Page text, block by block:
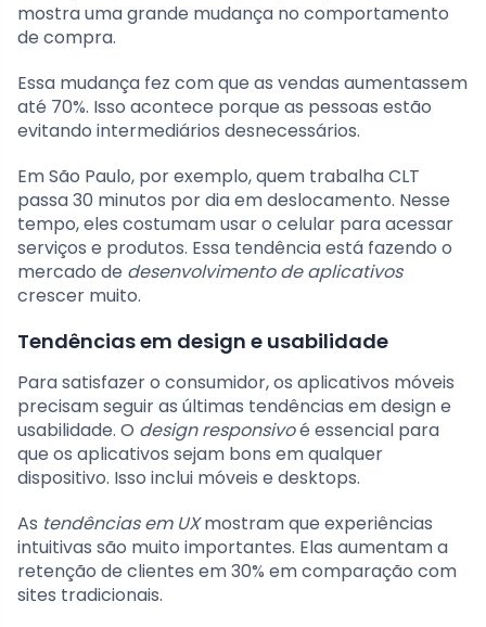
mostra uma grande mudança no comportamento
de compra.
Essa mudança fez com que as vendas aumentassem
até 70%. Isso acontece porque as pessoas estão
evitando intermediários desnecessários.
Em São Paulo, por exemplo, quem trabalha CLT
passa 30 minutos por dia em deslocamento. Nesse
tempo, eles costumam usar o celular para acessar
serviços e produtos. Essa tendência está fazendo o
mercado de desenvolvimento de aplicativos
crescer muito.
Tendências em design e usabilidade
Para satisfazer o consumidor, os aplicativos móveis
precisam seguir as últimas tendências em design e
usabilidade. O design responsivoé essencial para
que os aplicativos sejam bons em qualquer
dispositivo. Isso inclui móveis e desktops.
As tendências em UXmostram que experiências
intuitivas são muito importantes. Elas aumentam a
retenção de clientes em 30% em comparação com
sites tradicionais.